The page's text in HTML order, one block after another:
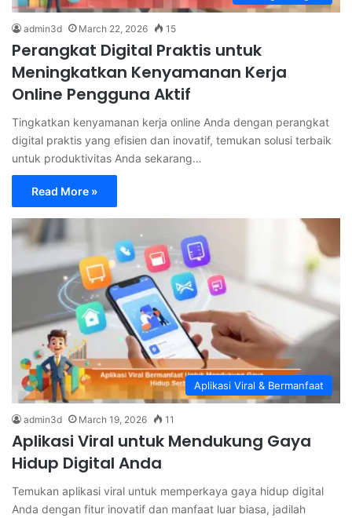
admin3d March 22, 2026 15
Perangkat Digital Praktis untuk
Meningkatkan Kenyamanan Kerja
Online Pengguna Aktif
Tingkatkan kenyamanan kerja online Anda dengan perangkat
digital praktis yang efisien dan inovatif, temukan solusi terbaik
untuk produktivitas Anda sekarang…
Read More »
Aplikasi Viral & Bermanfaat
admin3d March 19, 2026 11
Aplikasi Viral untuk Mendukung Gaya
Hidup Digital Anda
Temukan aplikasi viral untuk memperkaya gaya hidup digital
Anda dengan fitur inovatif dan manfaat luar biasa, jadilah